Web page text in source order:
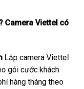
Camera Viettel có
Lắp camera Viettel
gói cước khách
hàng tháng theo